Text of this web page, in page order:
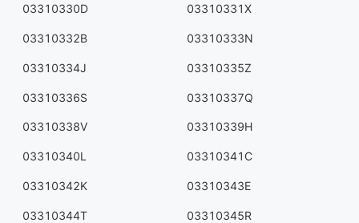
03310330D 03310331X
03310332B 03310333N
03310334J 03310335Z
03310336S 03310337Q
03310338V 03310339H
03310340L 03310341C
03310342K 03310343E
03310344T 03310345R